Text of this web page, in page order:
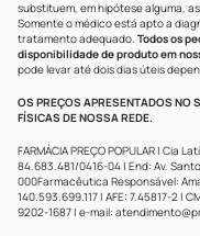
substituem, em hipótese alguma,
Somente o médico está apto a
tratamento adequado. Todos os
disponibilidade de produto em
pode levar até dois dias úteis
OS PREÇOS APRESENTADOS NO
FÍSICAS DE NOSSA REDE.
FARMÁCIA PREÇO POPULAR | Cia
84.683.481/0416-04 | End: Av.
000Farmacêutica Responsável:
140.593.699.117 | AFE: 7.45817-2 |
9202-1687 | e-mail: